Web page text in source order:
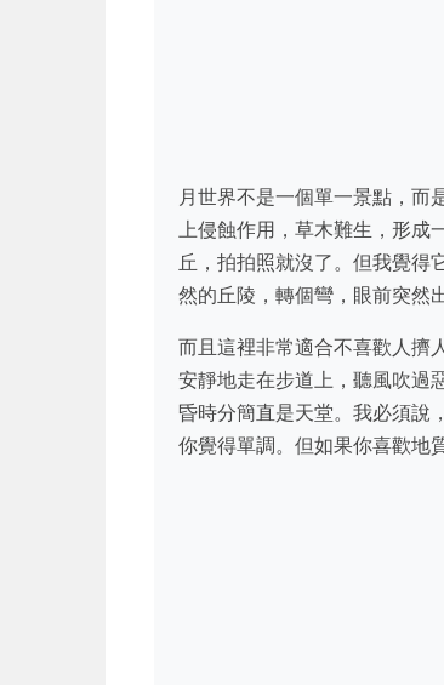
月世界不是一個單一景點，而
上侵蝕作用，草木難生，形成
丘，拍拍照就沒了。但我覺得
然的丘陵，轉個彎，眼前突然
而且這裡非常適合不喜歡人擠
安靜地走在步道上，聽風吹過
昏時分簡直是天堂。我必須說
你覺得單調。但如果你喜歡地